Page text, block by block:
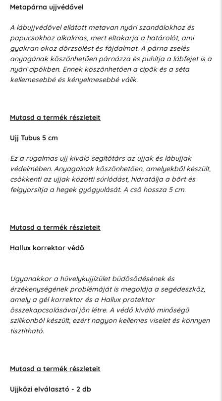
Metapárna ujjvédővel
A lábujjvédővel ellátott metavan nyári szandálokhoz és
papucsokhoz alkalmas, mert eltakarja a határolót, ami
gyakran okoz dörzsölést és fájdalmat. A párna zselés
anyagának köszönhetően párnázza és puhítja a lábfejet is a
nyári cipőkben. Ennek köszönhetően a cipők és a séta
kellemesebbé és kényelmesebbé válik.
Mutasd a termék részleteit
Ujj Tubus 5 cm
Ez a rugalmas ujj kiváló segítőtárs az ujjak és lábujjak
védelmében. Anyagainak köszönhetően, amelyekből készült,
csökkenti az ujjak közötti súrlódást, hidratálja a bőrt és
felgyorsítja a hegek gyógyulását. A cső hossza 5 cm.
Mutasd a termék részleteit
Hallux korrektor védő
Ugyanakkor a hüvelykujjízület büdösödésének és
érzékenységének problémáját is megoldja a segédeszköz,
amely a gél korrektor és a Hallux protektor
összekapcsolásával jön létre. A védő kiváló minőségű
szilikonból készült, ezért nagyon kellemes viselet és könnyen
tisztítható.
Mutasd a termék részleteit
Ujjközi elválasztó - 2 db